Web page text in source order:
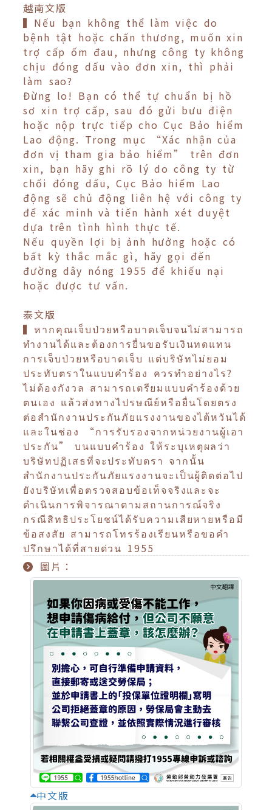
越南文版
▍Nếu bạn không thể làm việc do
bệnh tật hoặc chấn thương, muốn xin
trợ cấp ốm đau, nhưng công ty không
chịu đóng dấu vào đơn xin, thì phải
làm sao?
Đừng lo! Bạn có thể tự chuẩn bị hồ
sơ xin trợ cấp, sau đó gửi bưu điện
hoặc nộp trực tiếp cho Cục Bảo hiểm
Lao động. Trong mục “Xác nhận của
đơn vị tham gia bảo hiểm” trên đơn
xin, bạn hãy ghi rõ lý do công ty từ
chối đóng dấu, Cục Bảo hiểm Lao
động sẽ chủ động liên hệ với công ty
để xác minh và tiến hành xét duyệt
dựa trên tình hình thực tế.
Nếu quyền lợi bị ảnh hưởng hoặc có
bất kỳ thắc mắc gì, hãy gọi đến
đường dây nóng 1955 để khiếu nại
hoặc được tư vấn.
泰文版
▍หากคุณเจ็บป่วยหรือบาดเจ็บจนไม่สามารถ
ทำงานได้และต้องการยื่นขอรับเงินทดแทน
การเจ็บป่วยหรือบาดเจ็บ แต่บริษัทไม่ยอม
ประทับตราในแบบคำร้อง ควรทำอย่างไร?
ไม่ต้องกังวล สามารถเตรียมแบบคำร้องด้วย
ตนเอง แล้วส่งทางไปรษณีย์หรือยื่นโดยตรง
ต่อสำนักงานประกันภัยแรงงานของไต้หวันได้
และในช่อง “การรับรองจากหน่วยงานผู้เอา
ประกัน” บนแบบคำร้อง ให้ระบุเหตุผลว่า
บริษัทปฏิเสธที่จะประทับตรา จากนั้น
สำนักงานประกันภัยแรงงานจะเป็นผู้ติดต่อไป
ยังบริษัทเพื่อตรวจสอบข้อเท็จจริงและจะ
ดำเนินการพิจารณาตามสถานการณ์จริง
กรณีสิทธิประโยชน์ได้รับความเสียหายหรือมี
ข้อสงสัย สามารถโทรร้องเรียนหรือขอคำ
ปรึกษาได้ที่สายด่วน 1955
圖片：
中文版